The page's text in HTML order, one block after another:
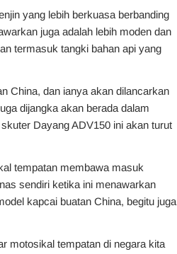
yang lebih berkuasa berbanding
juga adalah lebih moden dan
termasuk tangki bahan api yang
China, dan ianya akan dilancarkan
dijangka akan berada dalam
Dayang ADV150 ini akan turut
tempatan membawa masuk
sendiri ketika ini menawarkan
kapcai buatan China, begitu juga
motosikal tempatan di negara kita